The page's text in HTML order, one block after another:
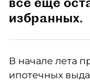
избранных.
В начале лета
ипотечных